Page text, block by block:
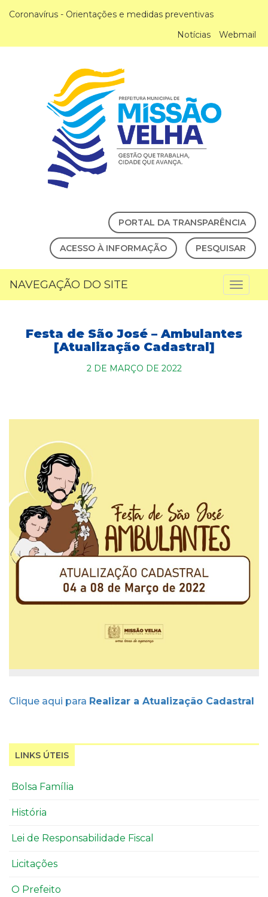
Coronavírus - Orientações e medidas preventivas
Notícias
Webmail
PORTAL DA TRANSPARÊNCIA
ACESSO À INFORMAÇÃO PESQUISAR
NAVEGAÇÃO DO SITE
Festa de São José – Ambulantes
[Atualização Cadastral]
2 DE MARÇO DE 2022
Clique aqui para Realizar a Atualização Cadastral
LINKS ÚTEIS
Bolsa Família
História
Lei de Responsabilidade Fiscal
Licitações
O Prefeito